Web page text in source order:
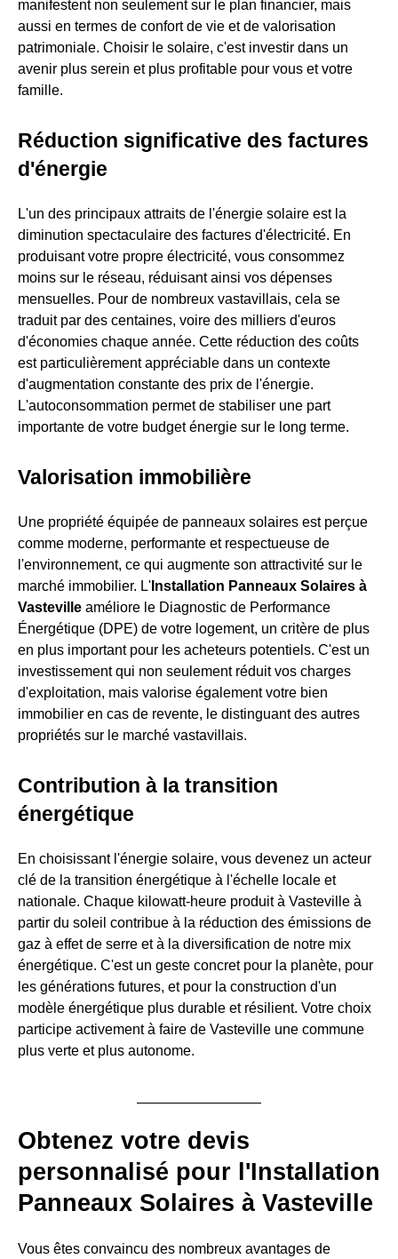
manifestent non seulement sur le plan financier, mais
aussi en termes de confort de vie et de valorisation
patrimoniale. Choisir le solaire, c'est investir dans un
avenir plus serein et plus profitable pour vous et votre
famille.
Réduction significative des factures
d'énergie
L'un des principaux attraits de l'énergie solaire est la
diminution spectaculaire des factures d'électricité. En
produisant votre propre électricité, vous consommez
moins sur le réseau, réduisant ainsi vos dépenses
mensuelles. Pour de nombreux vastavillais, cela se
traduit par des centaines, voire des milliers d'euros
d'économies chaque année. Cette réduction des coûts
est particulièrement appréciable dans un contexte
d'augmentation constante des prix de l'énergie.
L'autoconsommation permet de stabiliser une part
importante de votre budget énergie sur le long terme.
Valorisation immobilière
Une propriété équipée de panneaux solaires est perçue
comme moderne, performante et respectueuse de
l'environnement, ce qui augmente son attractivité sur le
marché immobilier. L' Installation Panneaux Solaires à
Vasteville améliore le Diagnostic de Performance
Énergétique (DPE) de votre logement, un critère de plus
en plus important pour les acheteurs potentiels. C'est un
investissement qui non seulement réduit vos charges
d'exploitation, mais valorise également votre bien
immobilier en cas de revente, le distinguant des autres
propriétés sur le marché vastavillais.
Contribution à la transition
énergétique
En choisissant l'énergie solaire, vous devenez un acteur
clé de la transition énergétique à l'échelle locale et
nationale. Chaque kilowatt-heure produit à Vasteville à
partir du soleil contribue à la réduction des émissions de
gaz à effet de serre et à la diversification de notre mix
énergétique. C'est un geste concret pour la planète, pour
les générations futures, et pour la construction d'un
modèle énergétique plus durable et résilient. Votre choix
participe activement à faire de Vasteville une commune
plus verte et plus autonome.
Obtenez votre devis
personnalisé pour l'Installation
Panneaux Solaires à Vasteville
Vous êtes convaincu des nombreux avantages de